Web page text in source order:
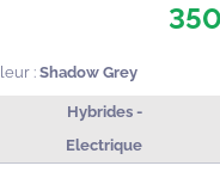
: Shadow Grey
Hybrides -
Electrique